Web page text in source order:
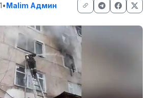
•Malim Админ